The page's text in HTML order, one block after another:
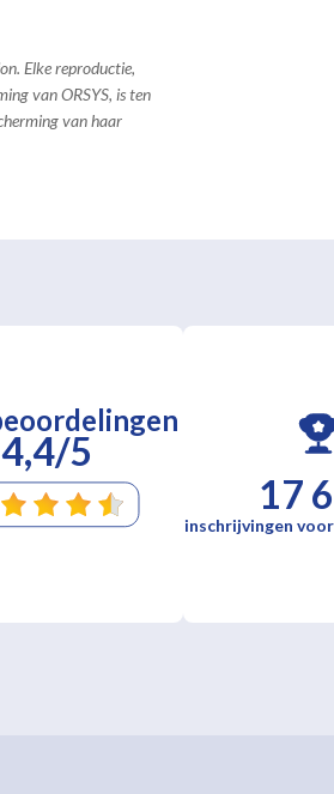
Elke reproductie,
van ORSYS, is ten
van haar
4,4/5
17
inschrijvingen